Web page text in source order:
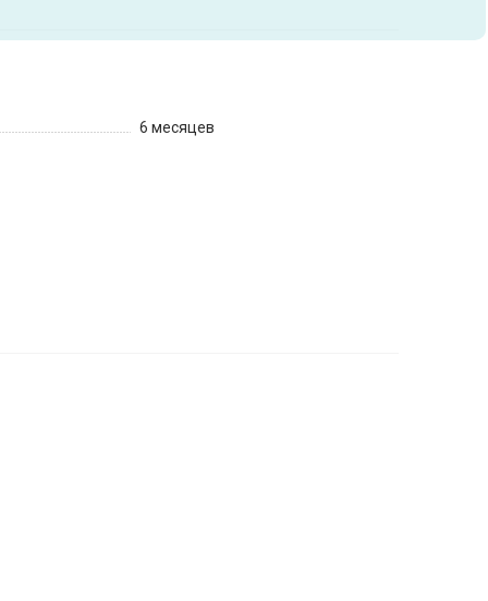
6 месяцев